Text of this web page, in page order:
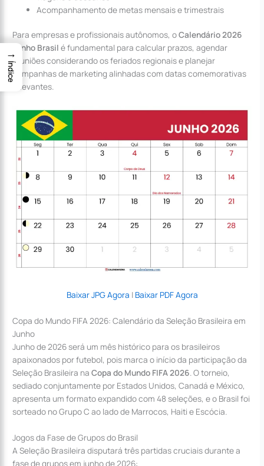
Acompanhamento de metas mensais e trimestrais
Para empresas e profissionais autônomos, oCalendário 2026
Junho Brasil é fundamental para calcular prazos, agendar
reuniões considerando os feriados regionais e planejar
campanhas de marketing alinhadas com datas comemorativas
relevantes.
Baixar JPG Agora | Baixar PDF Agora
Copa do Mundo FIFA 2026: Calendário da Seleção Brasileira em
Junho
Junho de 2026 será um mês histórico para os brasileiros
apaixonados por futebol, pois marca o início da participação da
Seleção Brasileira naCopa do Mundo FIFA 2026. O torneio,
sediado conjuntamente por Estados Unidos, Canadá e México,
apresenta um formato expandido com 48 seleções, e o Brasil foi
sorteado no Grupo C ao lado de Marrocos, Haiti e Escócia.
Jogos da Fase de Grupos do Brasil
A Seleção Brasileira disputará três partidas cruciais durante a
fase de grupos em junho de 2026:
→
Índice